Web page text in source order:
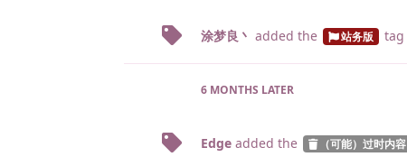
涂梦良丶 added the 站务版 tag
6 MONTHS LATER
Edge added the （可能）过时内容